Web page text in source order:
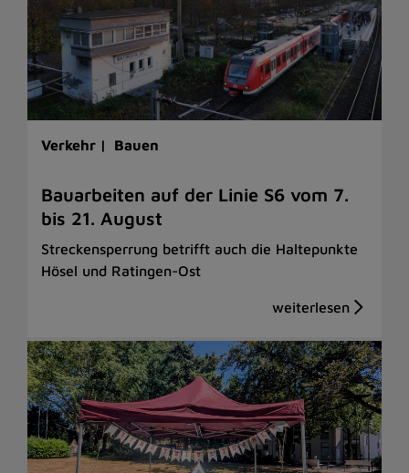
Verkehr | Bauen
Bauarbeiten auf der Linie S6 vom 7.
bis 21. August
Streckensperrung betrifft auch die Haltepunkte
Hösel und Ratingen-Ost